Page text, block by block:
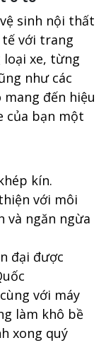
sinh nội thất
với trang
xe, từng
như các
đến hiệu
của bạn một
kín.
với môi
và ngăn ngừa
đại được
với máy
làm khô bề
xong quý